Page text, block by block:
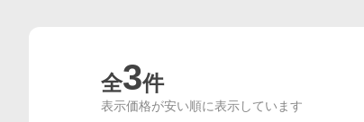
全3件
表示価格が安い順に表示しています